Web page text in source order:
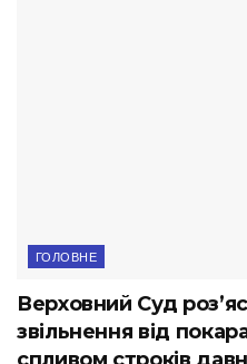
ГОЛОВНЕ
Верховний Суд
звільнення від